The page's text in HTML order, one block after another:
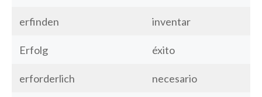
erfinden inventar
Erfolg éxito
erforderlich necesario